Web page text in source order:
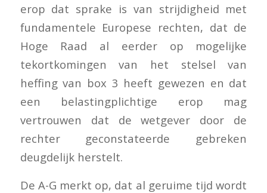
erop dat sprake is van strijdigheid met
fundamentele Europese rechten, dat de
Hoge Raad al eerder op mogelijke
tekortkomingen van het stelsel van
heffing van box 3 heeft gewezen en dat
een belastingplichtige erop mag
vertrouwen dat de wetgever door de
rechter geconstateerde gebreken
deugdelijk herstelt.
De A-G merkt op, dat al geruime tijd wordt